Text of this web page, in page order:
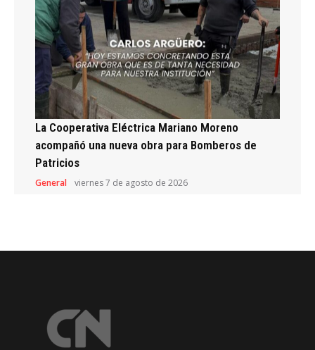
La Cooperativa Eléctrica Mariano Moreno
acompañó una nueva obra para Bomberos de
Patricios
General viernes 7 de agosto de 2026